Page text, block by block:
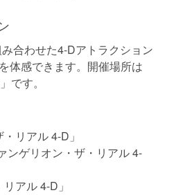
合わせた4-Dアトラクション
体感できます。開催場所は
です。
リアル 4-D」
ンゲリオン・ザ・リアル 4-
アル 4-D」